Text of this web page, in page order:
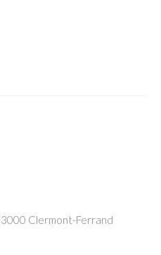
Clermont-Ferrand